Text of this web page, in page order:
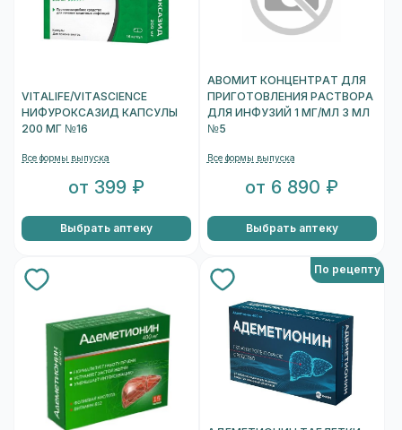
VITALIFE/VITASCIENCE
НИФУРОКСАЗИД КАПСУЛЫ
200 МГ №16
Все формы выпуска
от 399 ₽
Выбрать аптеку
АВОМИТ КОНЦЕНТРАТ ДЛЯ
ПРИГОТОВЛЕНИЯ РАСТВОРА
ДЛЯ ИНФУЗИЙ 1 МГ/МЛ 3 МЛ
№5
Все формы выпуска
от 6 890 ₽
Выбрать аптеку
По рецепту